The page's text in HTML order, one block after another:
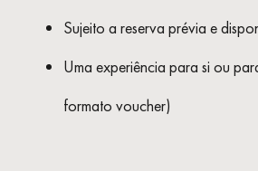
Sujeito a reserva prévia e
Uma experiência para si ou
formato voucher)